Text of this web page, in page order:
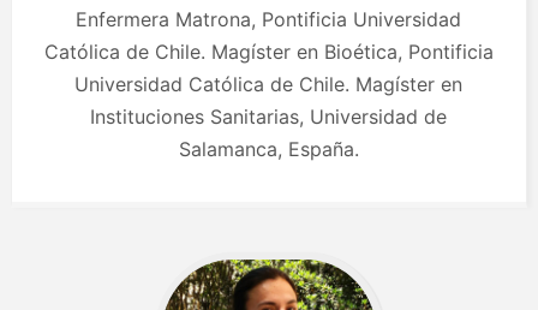
Enfermera Matrona, Pontificia Universidad
Católica de Chile. Magíster en Bioética, Pontificia
Universidad Católica de Chile. Magíster en
Instituciones Sanitarias, Universidad de
Salamanca, España.